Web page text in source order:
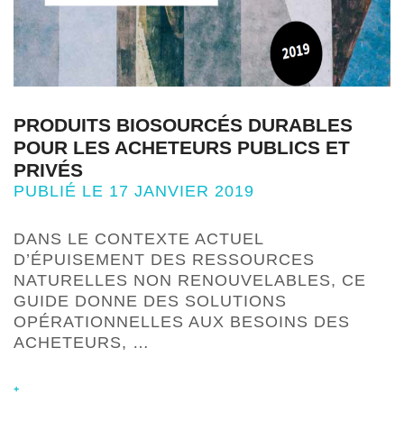
PRODUITS BIOSOURCÉS DURABLES
POUR LES ACHETEURS PUBLICS ET
PRIVÉS
PUBLIÉ LE 17 JANVIER 2019
DANS LE CONTEXTE ACTUEL
D’ÉPUISEMENT DES RESSOURCES
NATURELLES NON RENOUVELABLES, CE
GUIDE DONNE DES SOLUTIONS
OPÉRATIONNELLES AUX BESOINS DES
ACHETEURS, …
+